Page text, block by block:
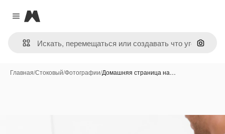
Close menu
Magnific
Поиск
Главная/Стоковый/Фотографии/Домашняя страница на…